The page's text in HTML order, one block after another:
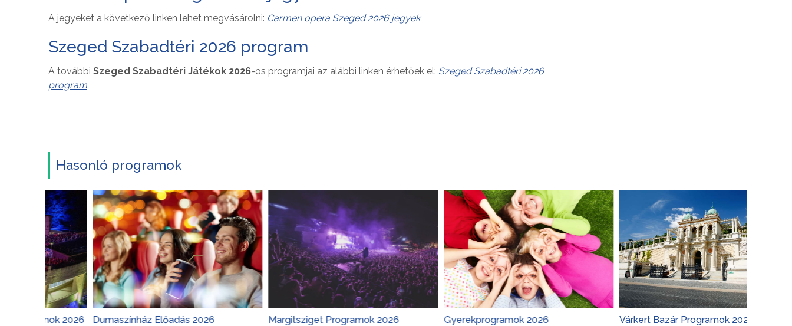
A jegyeket a következő linken lehet megvásárolni: Carmen opera Szeged 2026 jegyek
Szeged Szabadtéri 2026 program
A további Szeged Szabadtéri Játékok 2026-os programjai az alábbi linken érhetőek el: Szeged Szabadtéri 2026
program
Hasonló programok
Dumaszínház Előadás 2026 Margitsziget Programok 2026 Gyerekprogramok 2026 Várkert Bazár Programok 2026